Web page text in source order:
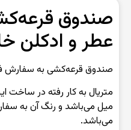
صندوق
عطر و ادکلن
صندوق قرعه‌کشی به سفارش
میل می‌باشد و رنگ آن به
می‌باشد.